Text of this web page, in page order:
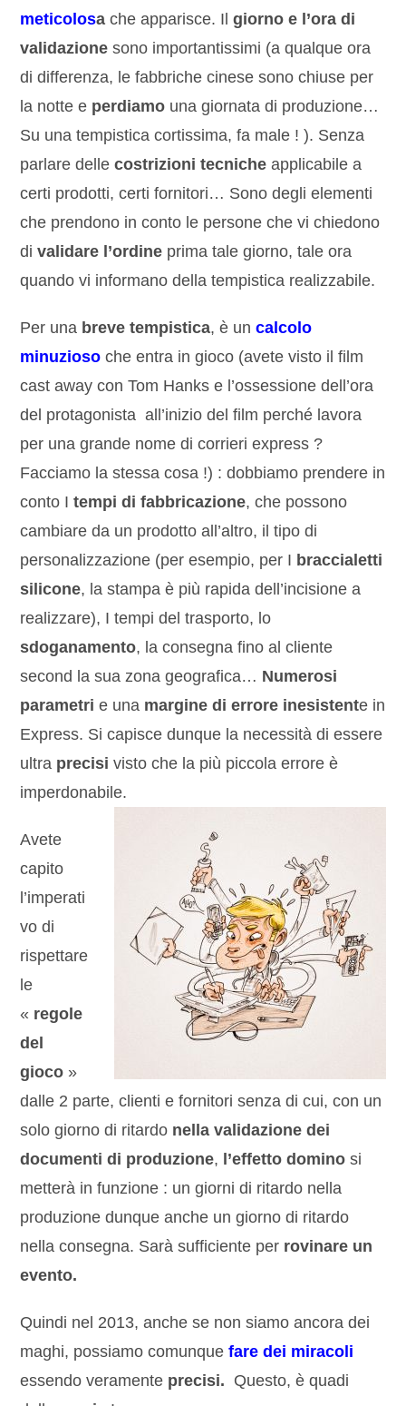
meticolosa che apparisce. Ilgiorno e l’ora di
validazione sono importantissimi (a qualque ora
di differenza, le fabbriche cinese sono chiuse per
la notte e perdiamo una giornata di produzione…
Su una tempistica cortissima, fa male ! ). Senza
parlare dellecostrizioni tecniche applicabile a
certi prodotti, certi fornitori… Sono degli elementi
che prendono in conto le persone che vi chiedono
divalidare l’ordine prima tale giorno, tale ora
quando vi informano della tempistica realizzabile.
Per una breve tempistica, è uncalcolo
minuzioso che entra in gioco (avete visto il film
cast away con Tom Hanks e l’ossessione dell’ora
del protagonista all’inizio del film perché lavora
per una grande nome di corrieri express ?
Facciamo la stessa cosa !) : dobbiamo prendere in
conto Itempi di fabbricazione, che possono
cambiare da un prodotto all’altro, il tipo di
personalizzazione (per esempio, per I braccialetti
silicone, la stampa è più rapida dell’incisione a
realizzare), I tempi del trasporto, lo
sdoganamento, la consegna fino al cliente
second la sua zona geografica… Numerosi
parametri e una margine di errore inesistente in
Express. Si capisce dunque la necessità di essere
ultra precisi visto che la più piccola errore è
imperdonabile.
Avete
capito
l’imperati
vo di
rispettare
le
« regole
del
gioco »
dalle 2 parte, clienti e fornitori senza di cui, con un
solo giorno di ritardo nella validazione dei
documenti di produzione, l’effetto domino si
metterà in funzione : un giorni di ritardo nella
produzione dunque anche un giorno di ritardo
nella consegna. Sarà sufficiente per rovinare un
evento.
Quindi nel 2013, anche se non siamo ancora dei
maghi, possiamo comunque fare dei miracoli
essendo veramente precisi. Questo, è quadi